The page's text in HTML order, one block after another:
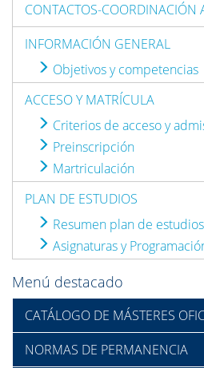
CONTACTOS-COORDINACIÓN
INFORMACIÓN GENERAL
Objetivos y competencias
ACCESO Y MATRÍCULA
Criterios de acceso y
Preinscripción
Martriculación
PLAN DE ESTUDIOS
Resumen plan de estudios
Asignaturas y
Menú destacado
CATÁLOGO DE MÁSTERES
NORMAS DE PERMANENCIA